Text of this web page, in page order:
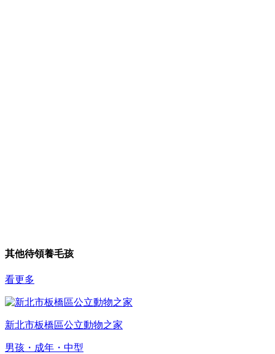
其他待領養毛孩
看更多
新北市板橋區公立動物之家
男孩・成年・中型